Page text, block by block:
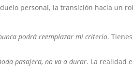
personal, la transición hacia un
podrá reemplazar mi criterio.
pasajera, no va a durar. La realidad